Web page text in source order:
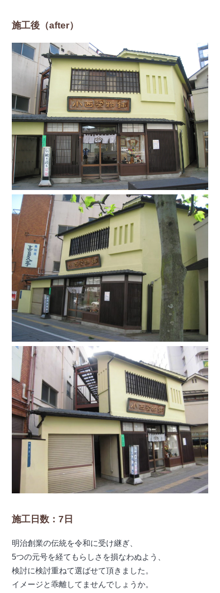
施工後（after）
施工日数：7日
明治創業の伝統を令和に受け継ぎ、
5つの元号を経てもらしさを損なわぬよう、
検討に検討重ねて選ばせて頂きました。
イメージと乖離してませんでしょうか。